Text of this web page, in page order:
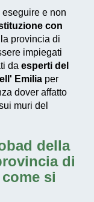
eseguire e non
con
provincia di
impiegati
da esperti del
Emilia per
dover affatto
muri del
della
di
si